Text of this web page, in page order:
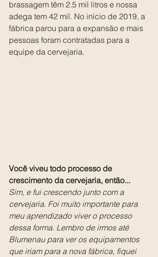
brassagem têm 2.5 mil litros e nossa
adega tem 42 mil. No início de 2019, a
fábrica parou para a expansão e mais
pessoas foram contratadas para a
equipe da cervejaria.
Você viveu todo processo de
crescimento da cervejaria, então...
Sim, e fui crescendo junto com a
cervejaria. Foi muito importante para
meu aprendizado viver o processo
dessa forma. Lembro de irmos até
Blumenau para ver os equipamentos
que iriam para a nova fábrica, fiquei